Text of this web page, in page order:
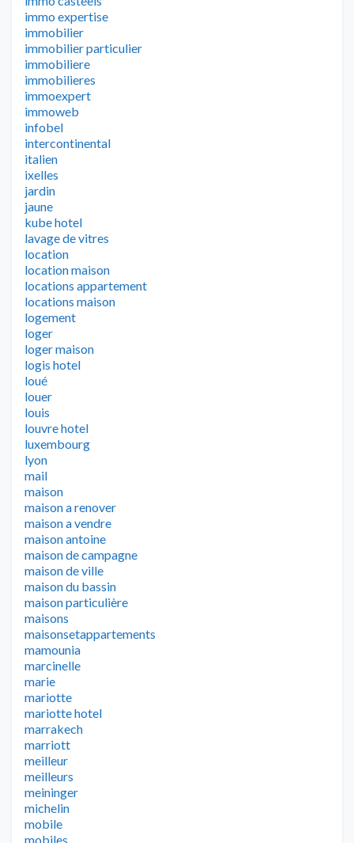
immo expertise
immobilier
immobilier particulier
immobiliere
immobilieres
immoexpert
immoweb
infobel
intercontinental
italien
ixelles
jardin
jaune
kube hotel
lavage de vitres
location
location maison
locations appartement
locations maison
logement
loger
loger maison
logis hotel
loué
louer
louis
louvre hotel
luxembourg
lyon
mail
maison
maison a renover
maison a vendre
maison antoine
maison de campagne
maison de ville
maison du bassin
maison particulière
maisons
maisonsetappartements
mamounia
marcinelle
marie
mariotte
mariotte hotel
marrakech
marriott
meilleur
meilleurs
meininger
michelin
mobile
mobiles